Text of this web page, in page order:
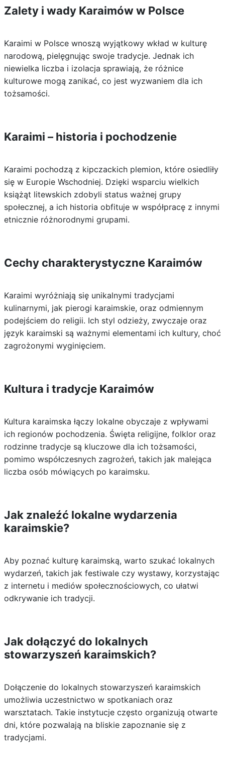
Zalety i wady Karaimów w Polsce
Karaimi w Polsce wnoszą wyjątkowy wkład w kulturę
narodową, pielęgnując swoje tradycje. Jednak ich
niewielka liczba i izolacja sprawiają, że różnice
kulturowe mogą zanikać, co jest wyzwaniem dla ich
tożsamości.
Karaimi – historia i pochodzenie
Karaimi pochodzą z kipczackich plemion, które osiedliły
się w Europie Wschodniej. Dzięki wsparciu wielkich
książąt litewskich zdobyli status ważnej grupy
społecznej, a ich historia obfituje w współpracę z innymi
etnicznie różnorodnymi grupami.
Cechy charakterystyczne Karaimów
Karaimi wyróżniają się unikalnymi tradycjami
kulinarnymi, jak pierogi karaimskie, oraz odmiennym
podejściem do religii. Ich styl odzieży, zwyczaje oraz
język karaimski są ważnymi elementami ich kultury, choć
zagrożonymi wyginięciem.
Kultura i tradycje Karaimów
Kultura karaimska łączy lokalne obyczaje z wpływami
ich regionów pochodzenia. Święta religijne, folklor oraz
rodzinne tradycje są kluczowe dla ich tożsamości,
pomimo współczesnych zagrożeń, takich jak malejąca
liczba osób mówiących po karaimsku.
Jak znaleźć lokalne wydarzenia
karaimskie?
Aby poznać kulturę karaimską, warto szukać lokalnych
wydarzeń, takich jak festiwale czy wystawy, korzystając
z internetu i mediów społecznościowych, co ułatwi
odkrywanie ich tradycji.
Jak dołączyć do lokalnych
stowarzyszeń karaimskich?
Dołączenie do lokalnych stowarzyszeń karaimskich
umożliwia uczestnictwo w spotkaniach oraz
warsztatach. Takie instytucje często organizują otwarte
dni, które pozwalają na bliskie zapoznanie się z
tradycjami.